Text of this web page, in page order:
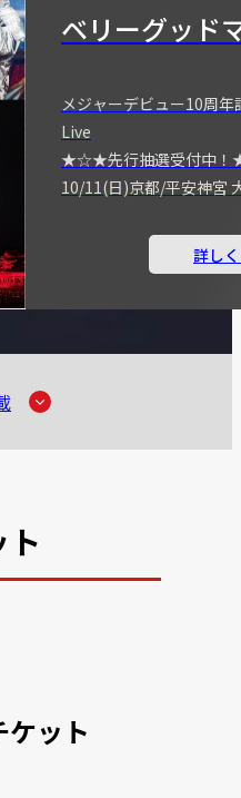
ベリーグッド
メジャーデビュー10周
Live
★☆★先行抽選受付中
10/11(日)京都/平安神宮
詳し
ット